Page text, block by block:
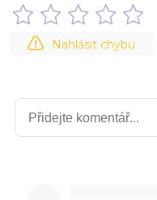
Nahlásit chybu